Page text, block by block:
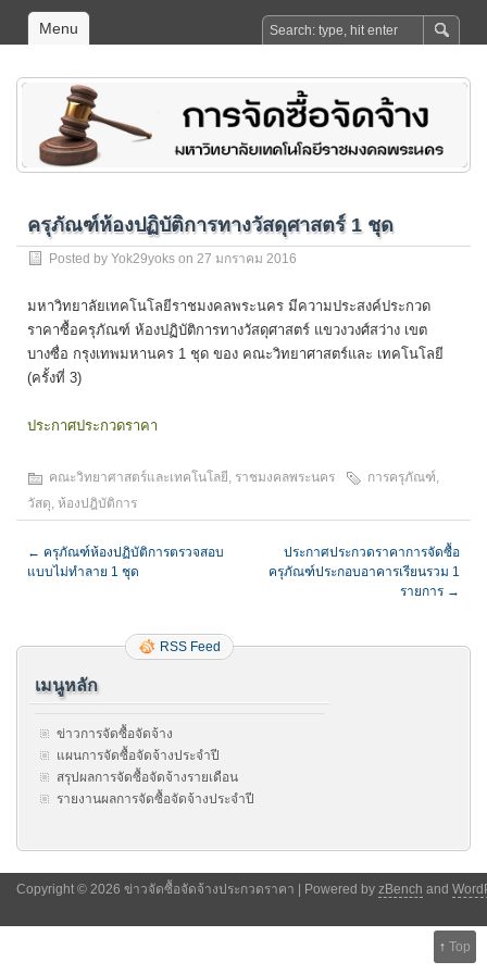
Menu
ครุภัณฑ์ห้องปฏิบัติการทางวัสดุศาสตร์ 1 ชุด
Posted by Yok29yoks on 27 มกราคม 2016
มหาวิทยาลัยเทคโนโลยีราชมงคลพระนคร มีความประสงค์ประกวด
ราคาซื้อครุภัณฑ์ ห้องปฏิบัติการทางวัสดุศาสตร์ แขวงวงศ์สว่าง เขต
บางซื่อ กรุงเทพมหานคร 1 ชุด ของ คณะวิทยาศาสตร์และ เทคโนโลยี
(ครั้งที่ 3)
ประกาศประกวดราคา
คณะวิทยาศาสตร์และเทคโนโลยี ราชมงคลพระนคร การครุภัณฑ์
วัสดุ ห้องปฎิบัติการ
← ครุภัณฑ์ห้องปฏิบัติการตรวจสอบ
แบบไม่ทำลาย 1 ชุด
ประกาศประกวดราคาการจัดซื้อ
ครุภัณฑ์ประกอบอาคารเรียนรวม 1
รายการ →
RSS Feed
เมนูหลัก
ข่าวการจัดซื้อจัดจ้าง
แผนการจัดซื้อจัดจ้างประจำปี
สรุปผลการจัดซื้อจัดจ้างรายเดือน
รายงานผลการจัดซื้อจัดจ้างประจำปี
Copyright © 2026 ข่าวจัดซื้อจัดจ้างประกวดราคา | Powered by zBench and
↑ Top